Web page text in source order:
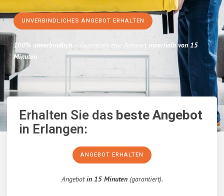
UNVERBINDLICHES ANGEBOT ERHALTEN
100% unverbindlich – Garantiert eine Antwort innerhalb von 15
Minuten.
Erhalten Sie dasbeste Angebot
in Erlangen:
ANGEBOT ERHALTEN
Angebotin 15 Minuten(garantiert).